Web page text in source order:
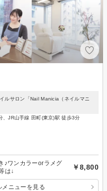
ルサロン「Nail Manicia（ネイルマニ
、JR山手線 田町(東京)駅 徒歩3分
♪ワンカラーorラメグ
は↓
￥8,800
ニューを見る